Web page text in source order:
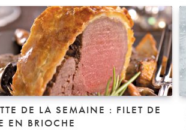
DE LA SEMAINE : FILET DE
EN BRIOCHE